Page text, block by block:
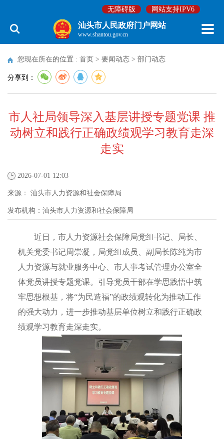
无障碍版 网站支持IPV6
汕头市人民政府门户网站
www.shantou.gov.cn
您现在所在的位置 : 首页 > 要闻动态 > 部门动态
分享到：
市人社局领导深入基层讲授专题党课 推
动树立和践行正确政绩观学习教育走深
走实
2026-07-01 12:03
来源： 汕头市人力资源和社会保障局
发布机构： 汕头市人力资源和社会保障局
近日，市人力资源社会保障局党组书记、局长、
机关党委书记周崇凝，局党组成员、副局长陈纯为市
人力资源与就业服务中心、市人事考试管理办公室全
体党员讲授专题党课。引导党员干部在学思践悟中筑
牢思想根基，将“为民造福”的政绩观转化为推动工作
的强大动力，进一步推动基层单位树立和践行正确政
绩观学习教育走深走实。